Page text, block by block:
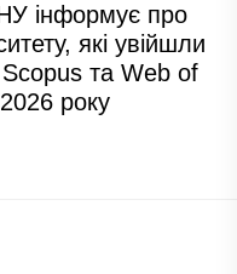
інформує про
які увійшли
та Web of
року